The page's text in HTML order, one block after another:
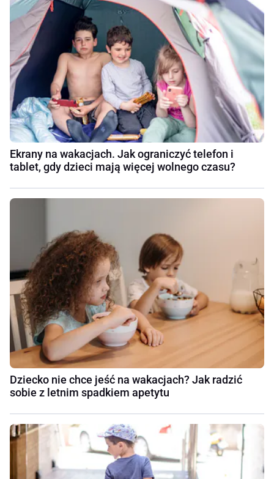
Ekrany na wakacjach. Jak ograniczyć telefon i
tablet, gdy dzieci mają więcej wolnego czasu?
Dziecko nie chce jeść na wakacjach? Jak radzić
sobie z letnim spadkiem apetytu